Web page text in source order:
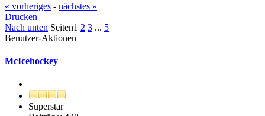
« vorheriges - nächstes »
Drucken
Nach unten Seiten1 2 3 ... 5
Benutzer-Aktionen
McIcehockey
Superstar